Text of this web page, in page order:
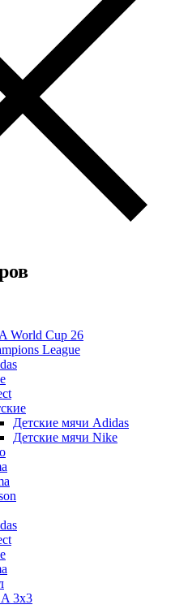
World Cup 26
League
Детские мячи Adidas
Детские мячи Nike
3x3